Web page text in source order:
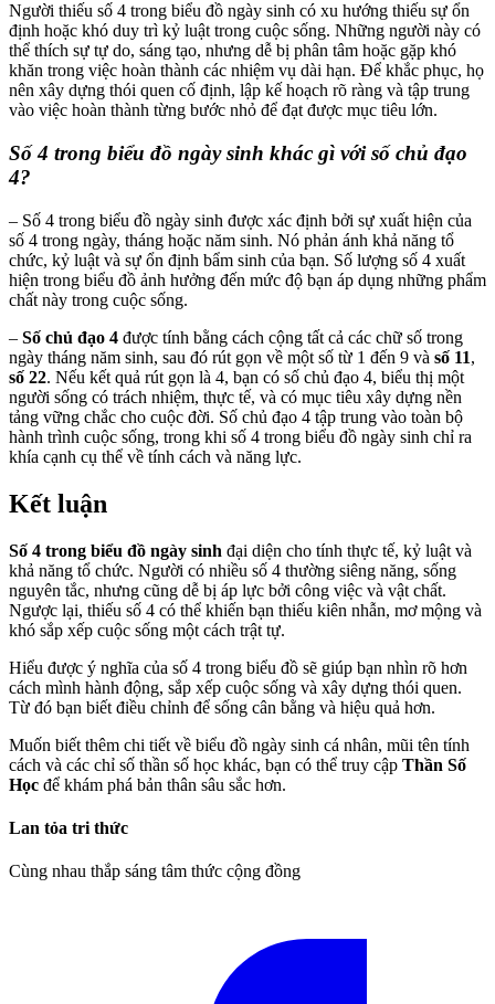
Người thiếu số 4 trong biểu đồ ngày sinh có xu hướng thiếu sự ổn
định hoặc khó duy trì kỷ luật trong cuộc sống. Những người này có
thể thích sự tự do, sáng tạo, nhưng dễ bị phân tâm hoặc gặp khó
khăn trong việc hoàn thành các nhiệm vụ dài hạn. Để khắc phục, họ
nên xây dựng thói quen cố định, lập kế hoạch rõ ràng và tập trung
vào việc hoàn thành từng bước nhỏ để đạt được mục tiêu lớn.
Số 4 trong biểu đồ ngày sinh khác gì với số chủ đạo
4?
– Số 4 trong biểu đồ ngày sinh được xác định bởi sự xuất hiện của
số 4 trong ngày, tháng hoặc năm sinh. Nó phản ánh khả năng tổ
chức, kỷ luật và sự ổn định bẩm sinh của bạn. Số lượng số 4 xuất
hiện trong biểu đồ ảnh hưởng đến mức độ bạn áp dụng những phẩm
chất này trong cuộc sống.
– Số chủ đạo 4 được tính bằng cách cộng tất cả các chữ số trong
ngày tháng năm sinh, sau đó rút gọn về một số từ 1 đến 9 và số 11,
số 22. Nếu kết quả rút gọn là 4, bạn có số chủ đạo 4, biểu thị một
người sống có trách nhiệm, thực tế, và có mục tiêu xây dựng nền
tảng vững chắc cho cuộc đời. Số chủ đạo 4 tập trung vào toàn bộ
hành trình cuộc sống, trong khi số 4 trong biểu đồ ngày sinh chỉ ra
khía cạnh cụ thể về tính cách và năng lực.
Kết luận
Số 4 trong biểu đồ ngày sinh đại diện cho tính thực tế, kỷ luật và
khả năng tổ chức. Người có nhiều số 4 thường siêng năng, sống
nguyên tắc, nhưng cũng dễ bị áp lực bởi công việc và vật chất.
Ngược lại, thiếu số 4 có thể khiến bạn thiếu kiên nhẫn, mơ mộng và
khó sắp xếp cuộc sống một cách trật tự.
Hiểu được ý nghĩa của số 4 trong biểu đồ sẽ giúp bạn nhìn rõ hơn
cách mình hành động, sắp xếp cuộc sống và xây dựng thói quen.
Từ đó bạn biết điều chỉnh để sống cân bằng và hiệu quả hơn.
Muốn biết thêm chi tiết về biểu đồ ngày sinh cá nhân, mũi tên tính
cách và các chỉ số thần số học khác, bạn có thể truy cập Thần Số
Học để khám phá bản thân sâu sắc hơn.
Lan tỏa tri thức
Cùng nhau thắp sáng tâm thức cộng đồng